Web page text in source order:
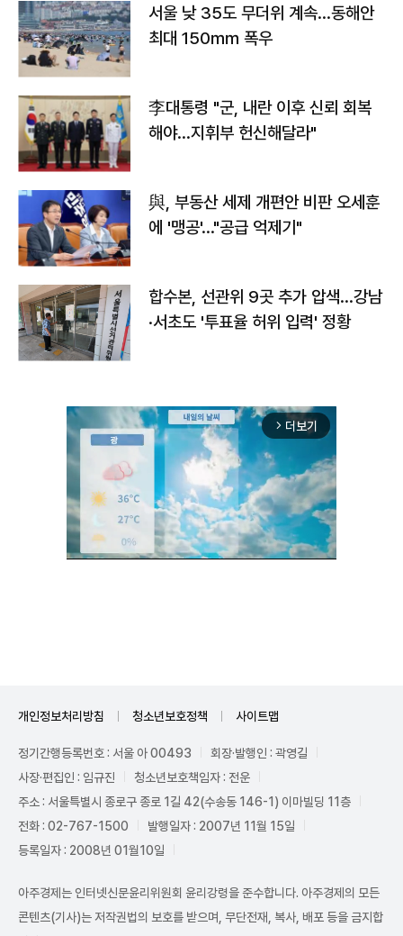
서울 낮 35도 무더위 계속…동해안
최대 150㎜ 폭우
李대통령 "군, 내란 이후 신뢰 회복
해야…지휘부 헌신해달라"
與, 부동산 세제 개편안 비판 오세훈
에 '맹공'…"공급 억제기"
합수본, 선관위 9곳 추가 압색…강남
·서초도 '투표율 허위 입력' 정황
arrow_forward_ios 더보기
개인정보처리방침 청소년보호정책 사이트맵
정기간행등록번호 : 서울 아 00493
회장·발행인 : 곽영길
사장·편집인 : 임규진
청소년보호책임자 : 전운
주소 : 서울특별시 종로구 종로 1길 42(수송동 146-1) 이마빌딩 11층
전화 : 02-767-1500
발행일자 : 2007년 11월 15일
등록일자 : 2008년 01월10일
아주경제는 인터넷신문윤리위원회 윤리강령을 준수합니다. 아주경제의 모든
콘텐츠(기사)는 저작권법의 보호를 받으며, 무단전재, 복사, 배포 등을 금지합